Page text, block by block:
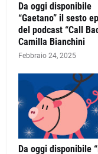
Da oggi disponibile
“Gaetano” il sesto
del podcast “Call
Camilla Bianchini
Febbraio 24, 2025
Da oggi disponibile